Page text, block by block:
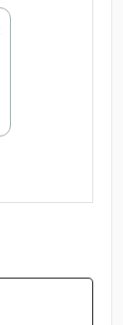
ルドジム パワーグ